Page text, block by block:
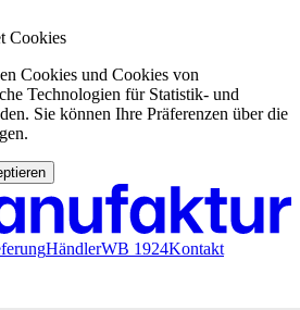
Cookies
Cookies und Cookies von
Technologien für Statistik- und
Sie können Ihre Präferenzen über die
HändlerWB 1924Kontakt